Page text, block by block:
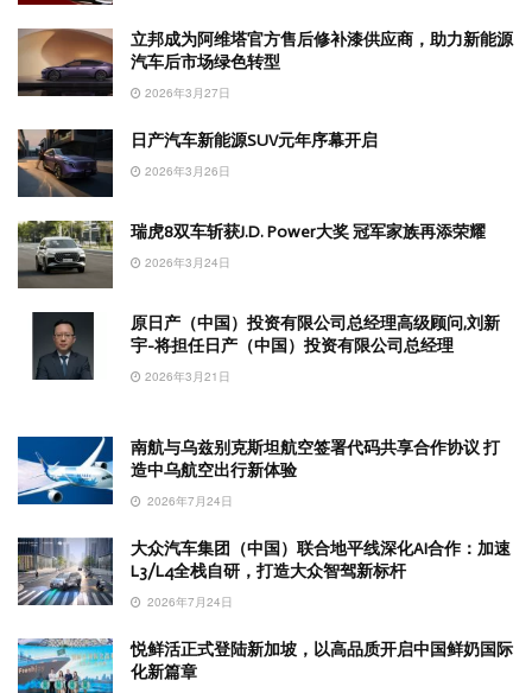
立邦成为阿维塔官方售后修补漆供应商，助力新能源
汽车后市场绿色转型
2026年3月27日
日产汽车新能源SUV元年序幕开启
2026年3月26日
瑞虎8双车斩获J.D. Power大奖 冠军家族再添荣耀
2026年3月24日
原日产（中国）投资有限公司总经理高级顾问,刘新
宇-将担任日产（中国）投资有限公司总经理
2026年3月21日
南航与乌兹别克斯坦航空签署代码共享合作协议 打
造中乌航空出行新体验
2026年7月24日
大众汽车集团（中国）联合地平线深化AI合作：加速
L3/L4全栈自研，打造大众智驾新标杆
2026年7月24日
悦鲜活正式登陆新加坡，以高品质开启中国鲜奶国际
化新篇章